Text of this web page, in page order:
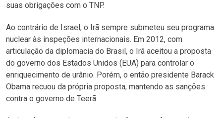
suas obrigações com o TNP.
Ao contrário de Israel, o Irã sempre submeteu seu programa
nuclear às inspeções internacionais. Em 2012, com
articulação da diplomacia do Brasil, o Irã aceitou a proposta
do governo dos Estados Unidos (EUA) para controlar o
enriquecimento de urânio. Porém, o então presidente Barack
Obama recuou da própria proposta, mantendo as sanções
contra o governo de Teerã.